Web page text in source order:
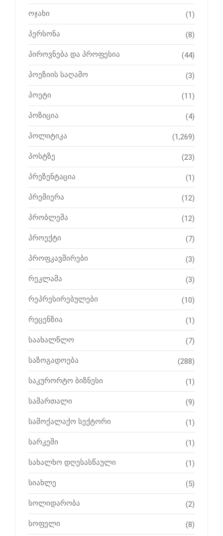
ოჯახი (1)
პერსონა (8)
პიროვნება და პროფესია (44)
პოეზიის საღამო (3)
პოეტი (11)
პოზიცია (4)
პოლიტიკა (1,269)
პოსტზე (23)
პრეზენტაცია (1)
პრემიერა (12)
პრობლემა (12)
პროექტი (7)
პროფკავშირები (3)
რეკლამა (3)
რეპრესირებულები (10)
რეცენზია (1)
საახალწლო (7)
საზოგადოება (288)
საკურორტო ბიზნესი (1)
სამართალი (9)
სამოქალაქო სექტორი (1)
სარკეში (1)
სახალხო დღესასწაული (1)
სიახლე (5)
სოლიდარობა (2)
სოფელი (8)